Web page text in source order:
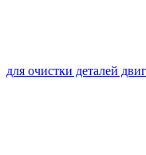
для очистки деталей